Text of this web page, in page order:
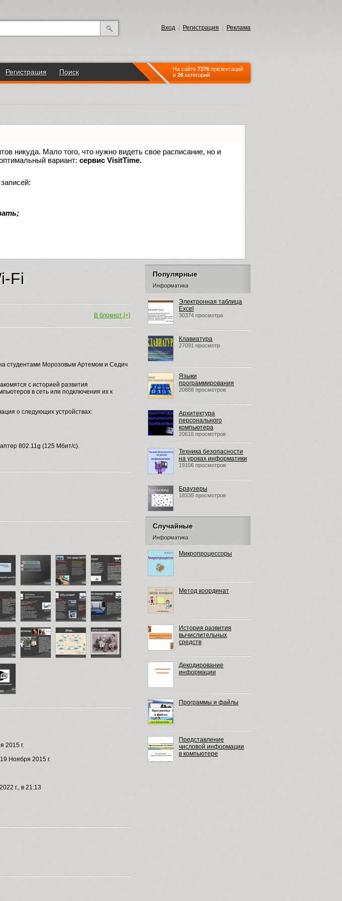
Вход Регистрация Реклама
Регистрация Поиск На сайте 7376 презентаций
и 26 категорий
никуда. Мало того, что нужно видеть свое расписание, но и
вариант: сервис VisitTime.
Fi
В блокнот [+]
студентами Морозовым Артемом и Седич
с историей развития
в сеть или подключения их к
о следующих устройствах:
802.11g (125 Мбит/с).
2015 г.
Ноября 2015 г.
г., в 21:13
Популярные
Информатика
Электронная таблица
Excel
30374 просмотра
Клавиатура
27091 просмотр
Языки
программирования
20888 просмотров
Архитектура
персонального
компьютера
20616 просмотров
Техника безопасности
на уроках информатики
19106 просмотров
Браузеры
18338 просмотров
Случайные
Информатика
Микропроцессоры
Метод координат
История развития
вычислительных
средств
Декодирование
информации
Программы и файлы
Представление
числовой информации
в компьютере